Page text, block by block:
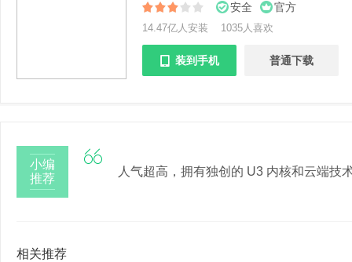
安全 官方
14.47亿人安装 1035人喜欢
 装到手机 普通下载
小编
推荐

人气超高，拥有独创的 U3 内核和云端技
相关推荐